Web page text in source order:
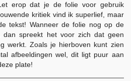
erop dat je de folie voor gebruik
kritiek vind ik superlief, maar
tekst! Wanneer de folie nog op de
dan spreekt het voor zich dat geen
werkt. Zoals je hierboven kunt zien
afbeeldingen wel, dit ligt puur aan
plate!